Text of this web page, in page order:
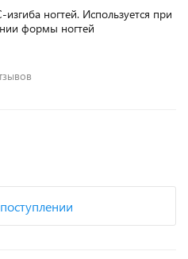
ногтей. Используется при
формы ногтей